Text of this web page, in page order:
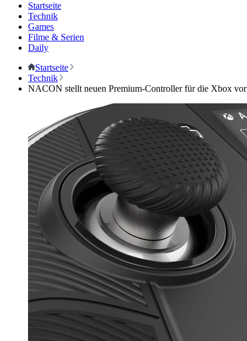
Startseite
Technik
Games
Filme & Serien
Daily
Startseite
Technik
NACON stellt neuen Premium-Controller für die Xbox vor